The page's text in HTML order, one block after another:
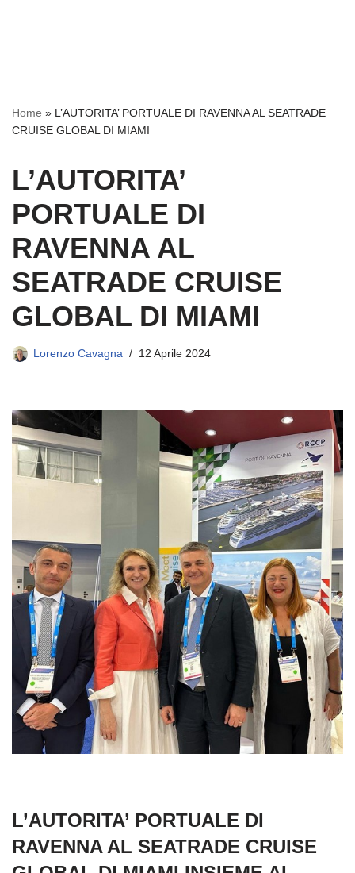
Home » L’AUTORITA’ PORTUALE DI RAVENNA AL SEATRADE
CRUISE GLOBAL DI MIAMI
L’AUTORITA’
PORTUALE DI
RAVENNA AL
SEATRADE CRUISE
GLOBAL DI MIAMI
Lorenzo Cavagna 12 Aprile 2024
L’AUTORITA’ PORTUALE DI
RAVENNA AL SEATRADE CRUISE